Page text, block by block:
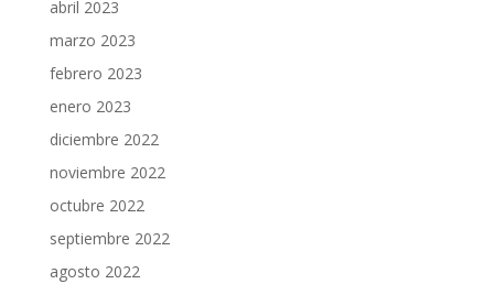
abril 2023
marzo 2023
febrero 2023
enero 2023
diciembre 2022
noviembre 2022
octubre 2022
septiembre 2022
agosto 2022